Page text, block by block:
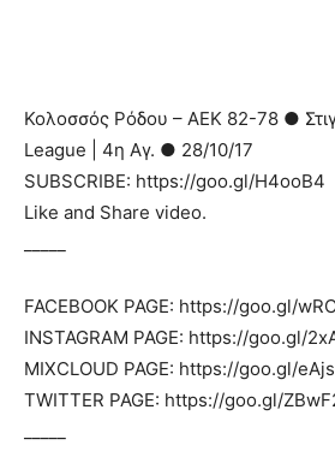
Κολοσσός Ρόδου – ΑΕΚ 82-78 ●
League | 4η Αγ. ● 28/10/17
SUBSCRIBE: https://goo.gl/H4ooB4
Like and Share video.
FACEBOOK PAGE: https://goo.gl/
INSTAGRAM PAGE: https://goo.gl/
MIXCLOUD PAGE: https://goo.gl/
TWITTER PAGE: https://goo.gl/